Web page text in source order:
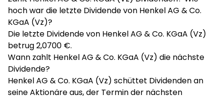
hoch war die letzte Dividende von Henkel AG & Co.
KGaA (Vz)?
Die letzte Dividende von Henkel AG & Co. KGaA (Vz)
betrug 2,0700 €.
Wann zahlt Henkel AG & Co. KGaA (Vz) die nächste
Dividende?
Henkel AG & Co. KGaA (Vz) schüttet Dividenden an
seine Aktionäre aus, der Termin der nächsten